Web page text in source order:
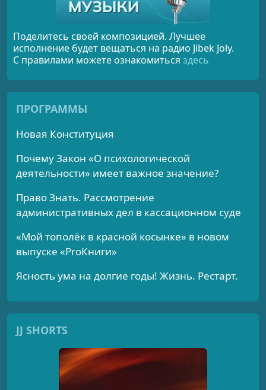
Поделитесь своей композицией. Лучшее
исполнение будет вещаться на радио Jibek Joly.
С правилами можете ознакомиться здесь
ПРОГРАММЫ
Новая Конституция
Почему Закон «О психологической
деятельности» имеет важное значение?
Право Знать. Рассмотрение
административных дел в кассационном суде
«Мой тополёк в красной косынке» в новом
выпуске «ProКниги»
Ясность ума на долгие годы! Жизнь. Рестарт.
JJ SHORTS